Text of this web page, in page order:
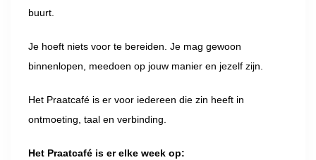
buurt.
Je hoeft niets voor te bereiden. Je mag gewoon
binnenlopen, meedoen op jouw manier en jezelf zijn.
Het Praatcafé is er voor iedereen die zin heeft in
ontmoeting, taal en verbinding.
Het Praatcafé is er elke week op: